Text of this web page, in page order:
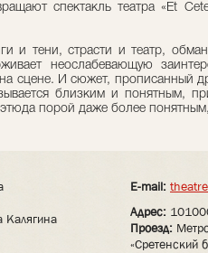
спектакль театра «Et
и тени, страсти и театр,
неослабевающую
сцене. И сюжет, прописанный
близким и понятным,
этюда порой даже более
Калягина
E-mail:
Адрес:
Проезд:
«Сретенский